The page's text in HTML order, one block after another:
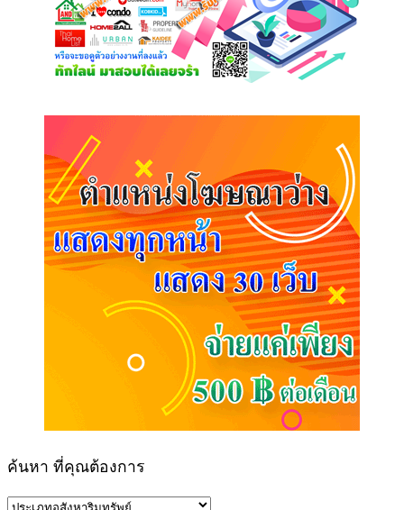
ค้นหา ที่คุณต้องการ